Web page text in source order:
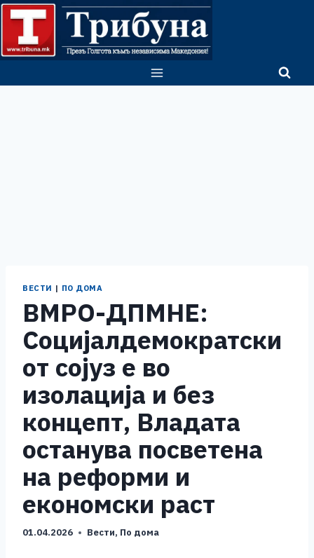
Skip
content
ВЕСТИ | ПО ДОМА
ВМРО-ДПМНЕ:
Сoцијалдемократски
от сојуз е во
изолација и без
концепт, Владата
останува посветена
на реформи и
економски раст
01.04.2026 Вести, По дома